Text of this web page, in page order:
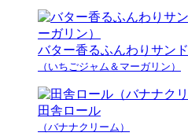
バター香るふんわりサンド
（いちごジャム＆マーガリン）
田舎ロール
（バナナクリーム）